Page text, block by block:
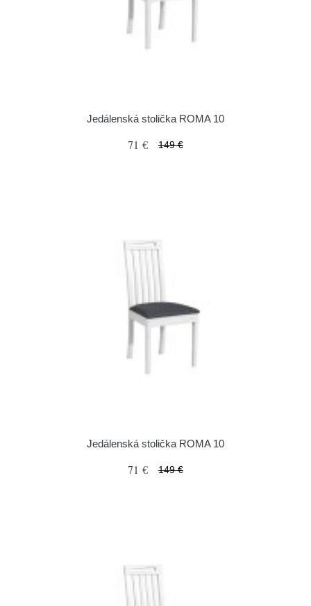
Jedálenská stolička ROMA 10
71 € 149 €
Jedálenská stolička ROMA 10
71 € 149 €